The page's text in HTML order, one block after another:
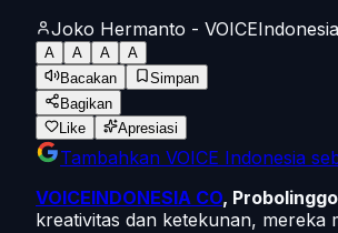
Joko Hermanto -
A A A
A
Bacakan
Simpan
Bagikan
Like
Apresiasi
Tambahkan VOICE Indonesia
VOICEINDONESIA CO,
kreativitas dan ketekunan, mereka